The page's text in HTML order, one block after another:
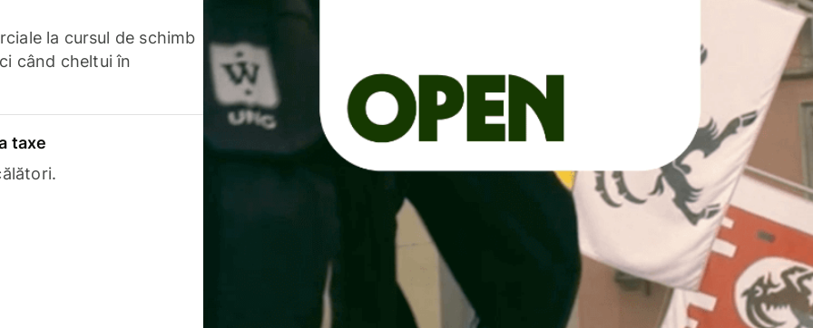
la cursul de schimb
când cheltui în
taxe